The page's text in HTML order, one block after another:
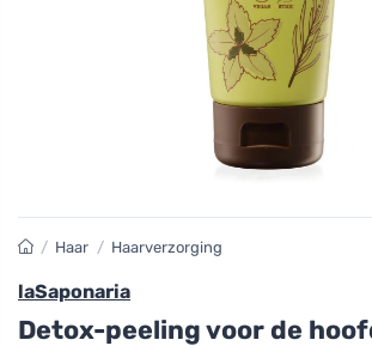
/ Haar / Haarverzorging
laSaponaria
Detox-peeling voor de